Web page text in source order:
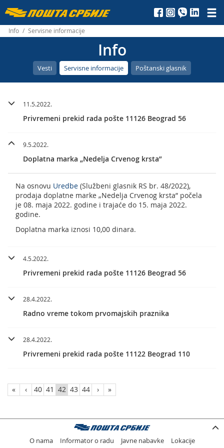
Пошта
Србије
д.о.о.
Info / Servisne informacije
Info
Vesti Servisne informacije Poštanski glasnik
11.5.2022.
Privremeni prekid rada pošte 11126 Beograd 56
9.5.2022.
Doplatna marka „Nedelja Crvenog krsta”
Na osnovu Uredbe (Službeni glasnik RS br. 48/2022),
prodaja doplatne marke „Nedelja Crvenog krsta” počela
je 08. maja 2022. godine i trajaće do 15. maja 2022.
godine.
Doplatna marka iznosi 10,00 dinara.
4.5.2022.
Privremeni prekid rada pošte 11126 Beograd 56
28.4.2022.
Radno vreme tokom prvomajskih praznika
28.4.2022.
Privremeni prekid rada pošte 11122 Beograd 110
« ‹ 40 41 42 43 44 › »
O nama Informator o radu Javne nabavke Lokacije